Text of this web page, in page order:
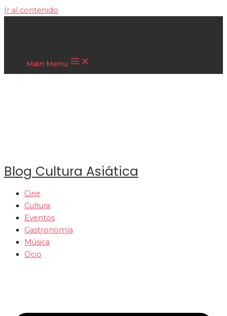
Ir al contenido
Main Menu
Blog Cultura Asiática
Cine
Cultura
Eventos
Gastronomía
Música
Ocio